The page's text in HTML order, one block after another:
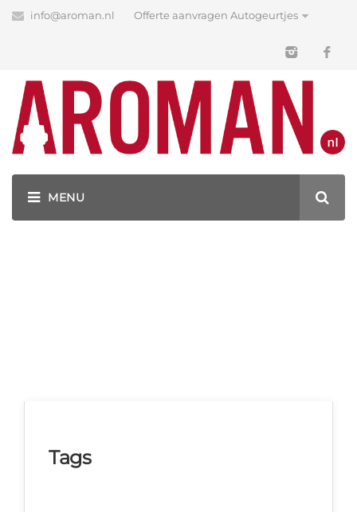
info@aroman.nl Offerte aanvragen Autogeurtjes
Blog
Latest News
GEURHANGERS BEDRUKKEN MET JOUW LOGO!
Tags